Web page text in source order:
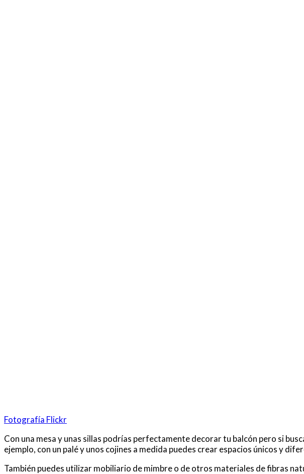
Fotografía Flickr
Con una mesa y unas sillas podrías perfectamente decorar tu balcón pero si
ejemplo, con un palé y unos cojines a medida puedes crear espacios únicos y
También puedes utilizar mobiliario de mimbre o de otros materiales de fibras